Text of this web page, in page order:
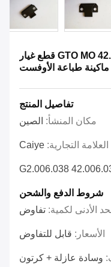
قفل بطانية GTO MO 42.006.034 G2.006.038 قطع غيار
ماكينة طباعة الأوفست
تفاصيل المنتج
مكان المنشأ: الصين
التجارية: Caiye
42.006.034
شروط الدفع والشحن
الأدنى لكمية: تفاوض
الأسعار: قابل للتفاوض
وسادة عازلة + كرتون